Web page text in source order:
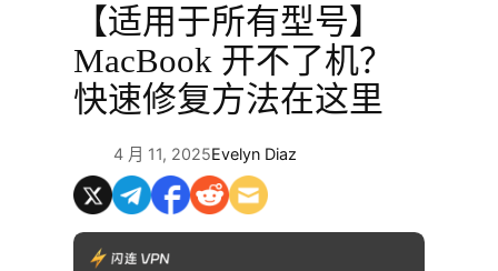
【适用于所有型号】
MacBook 开不了机？
快速修复方法在这里
4 月 11, 2025Evelyn Diaz